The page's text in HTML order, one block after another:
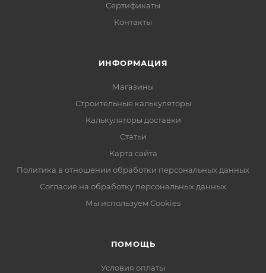
Сертификаты
Контакты
ИНФОРМАЦИЯ
Магазины
Строительные калькуляторы
Калькуляторы доставки
Статьи
Карта сайта
Политика в отношении обработки персональных данных
Согласие на обработку персональных данных
Мы используем Cookies
ПОМОЩЬ
Условия оплаты